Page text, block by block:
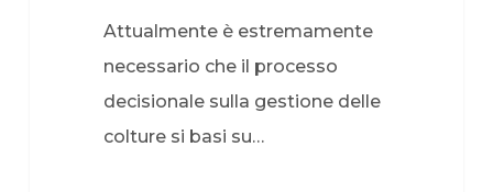
Attualmente è estremamente
necessario che il processo
decisionale sulla gestione delle
colture si basi su…